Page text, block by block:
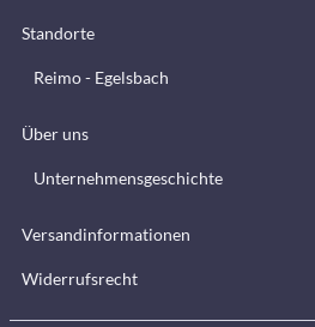
Standorte
Reimo - Egelsbach
Über uns
Unternehmensgeschichte
Versandinformationen
Widerrufsrecht